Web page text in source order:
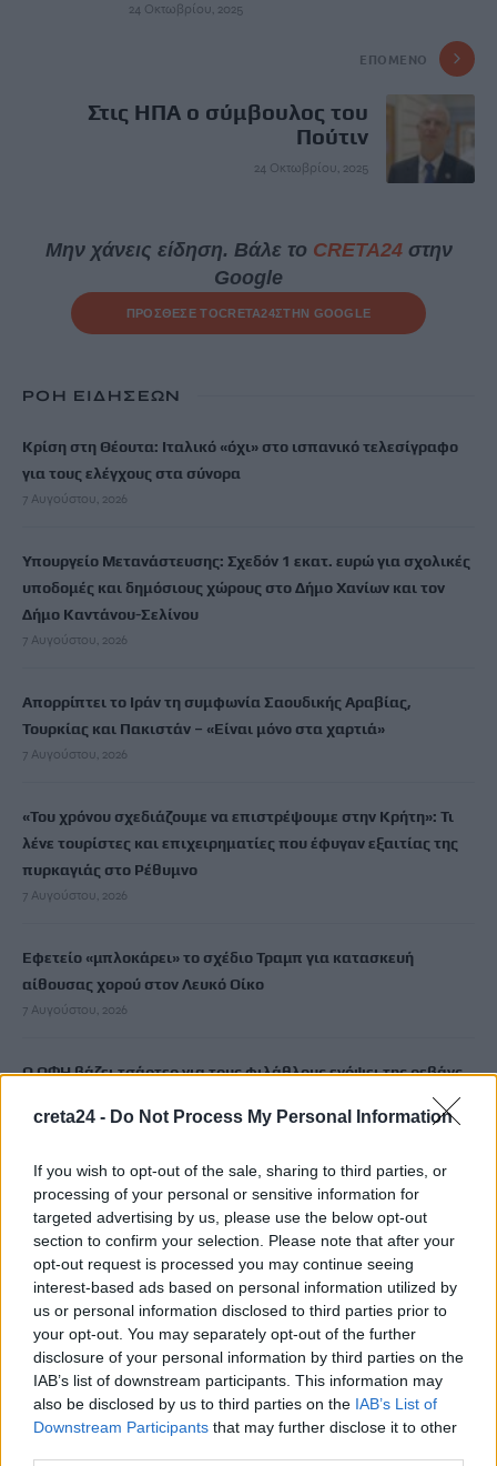
creta24 - Do Not Process My Personal Information
If you wish to opt-out of the sale, sharing to third parties, or
processing of your personal or sensitive information for
targeted advertising by us, please use the below opt-out
section to confirm your selection. Please note that after your
opt-out request is processed you may continue seeing
interest-based ads based on personal information utilized by
us or personal information disclosed to third parties prior to
your opt-out. You may separately opt-out of the further
disclosure of your personal information by third parties on the
IAB’s list of downstream participants. This information may
also be disclosed by us to third parties on the IAB’s List of
Downstream Participants that may further disclose it to other
24 Οκτωβρίου, 2025
ΕΠΌΜΕΝΟ
Στις ΗΠΑ ο σύμβουλος του
Πούτιν
24 Οκτωβρίου, 2025
Μην χάνεις είδηση. Βάλε το CRETA24στην
Google
ΠΡΟΣΘΕΣΕ ΤΟCRETA24ΣΤΗΝ GOOGLE
ΡΟΗ ΕΙΔΗΣΕΩΝ
Κρίση στη Θέουτα: Ιταλικό «όχι» στο ισπανικό τελεσίγραφο
για τους ελέγχους στα σύνορα
7 Αυγούστου, 2026
Υπουργείο Μετανάστευσης: Σχεδόν 1 εκατ. ευρώ για σχολικές
υποδομές και δημόσιους χώρους στο Δήμο Χανίων και τον
Δήμο Καντάνου-Σελίνου
7 Αυγούστου, 2026
Απορρίπτει το Ιράν τη συμφωνία Σαουδικής Αραβίας,
Τουρκίας και Πακιστάν – «Είναι μόνο στα χαρτιά»
7 Αυγούστου, 2026
«Του χρόνου σχεδιάζουμε να επιστρέψουμε στην Κρήτη»: Τι
λένε τουρίστες και επιχειρηματίες που έφυγαν εξαιτίας της
πυρκαγιάς στο Ρέθυμνο
7 Αυγούστου, 2026
Εφετείο «μπλοκάρει» το σχέδιο Τραμπ για κατασκευή
αίθουσας χορού στον Λευκό Οίκο
7 Αυγούστου, 2026
Ο ΟΦΗ βάζει τσάρτερ για τους φιλάθλους ενόψει της ρεβάνς
7 Αυγούστου, 2026
Δυστύχημα στις Σέρρες: «Δεν υπήρχε χρόνος για αντίδραση»,
λέει ο οδηγός του φορτηγού
7 Αυγούστου, 2026
Κρίση στη Θέουτα: Ισπανικό τελεσίγραφο στην Ιταλία για
άρση των ελέγχων στα σύνορα
7 Αυγούστου, 2026
Πώς να μη σας τσιμπάνε τα κουνούπια: Τι προτείνουν οι